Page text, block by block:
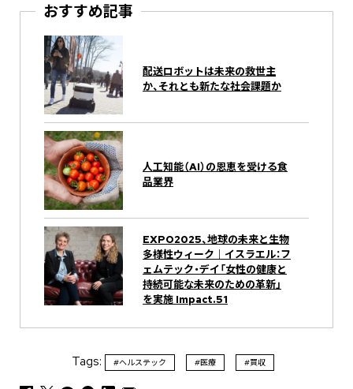
おすすめ記事
配送ロボットは未来の救世主
か、それとも新たな社会課題か
人工知能（AI）の恩恵を受ける食
品業界
EXPO2025、地球の未来と生物
多様性ウィーク｜イスラエル：フ
ェムテック・デイ「女性の健康と
持続可能な未来のための革新」
を実施 Impact.51
Tags: #ヘルステック #医療 #買収